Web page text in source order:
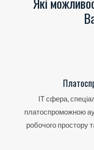
ІТ сфера,
платоспроможною
робочого простору